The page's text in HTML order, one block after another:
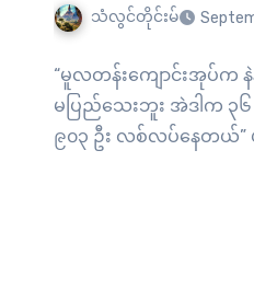
သံလွင်တိုင်းမ်
“မူလတန်းကျောင်းအုပ်က
မပြည်သေးဘူး အဲဒါက
၉၀၃ ဦး လစ်လပ်နေတယ်”